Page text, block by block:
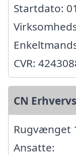
Startdato:
CVR:
CN
Rugvænget
Ansatte: